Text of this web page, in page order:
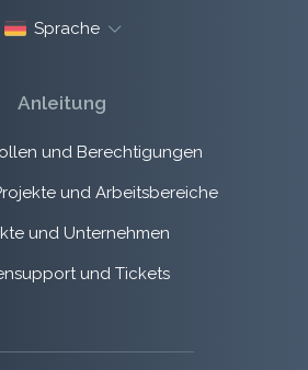
Sprache
Anleitung
und Berechtigungen
und Arbeitsbereiche
und Unternehmen
und Tickets